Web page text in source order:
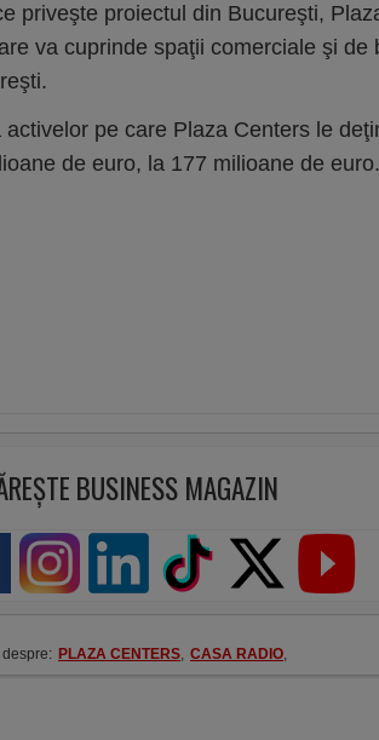
priveşte proiectul din Bucureşti,
va cuprinde spaţii comerciale şi de
activelor pe care Plaza Centers le
de euro, la 177 milioane de euro.
BUSINESS MAGAZIN
PLAZA CENTERS, CASA RADIO,